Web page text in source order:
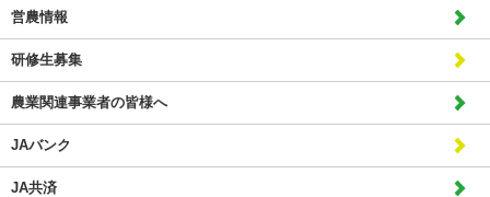
営農情報
研修生募集
農業関連事業者の皆様へ
JAバンク
JA共済